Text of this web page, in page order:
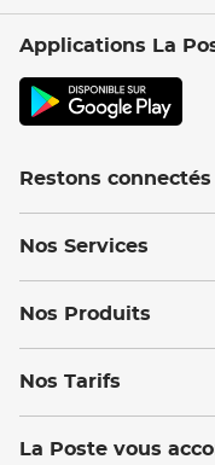
Applications La
Restons connectés
Nos Services
Nos Produits
Nos Tarifs
La Poste vous